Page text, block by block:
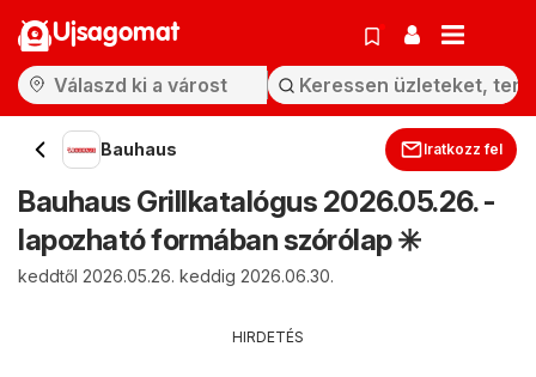
Ujsagomat
Bauhaus Iratkozz fel
Bauhaus Grillkatalógus 2026.05.26. -
lapozható formában szórólap ✳️
keddtől 2026.05.26. keddig 2026.06.30.
HIRDETÉS